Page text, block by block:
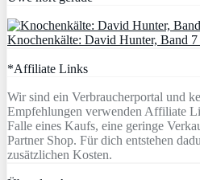
Knochenkälte: David Hunter, Band
*Affiliate Links
Wir sind ein Verbraucherportal und
Empfehlungen verwenden Affiliate
Falle eines Kaufs, eine geringe
Partner Shop. Für dich entstehen
zusätzlichen Kosten.